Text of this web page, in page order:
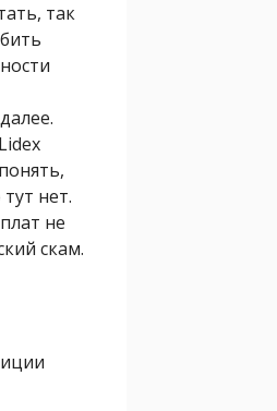
так
нет.
не
скам.